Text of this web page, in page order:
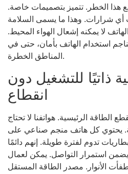
هذا الخطر. تتميز بتصميمات خاصة.
أي شرارات. وهذا ما يسمى السلامة
لا يمكنه إشعال الهواء المحيط.
استخدام الهاتف بأمان، حتى في
المناطق الخطرة.
ذاتيًا للتشغيل دون
انقطاع
الطاقة الرئيسية. هواتفنا لا تحتاج
يحتوي كل هاتف منجم صناعي على
تدوم لفترة طويلة. إنهم دائمًا
استمرار التواصل. يمكن لعمال
الأنوار. مصدر الطاقة المستقل